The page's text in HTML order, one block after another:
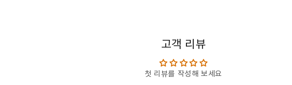
고객 리뷰
첫 리뷰를 작성해 보세요